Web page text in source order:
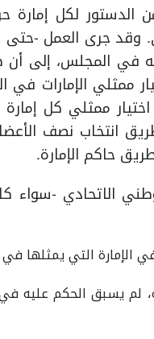
حيث طريقة تشكيله؛ فقد تركت المادة (69)
في المجلس، إلى
طريقة اختيار ممثلي
ممثلي كل
انتخاب نصف
حاكم الإمارة.
الوطني الاتحادي -
الإمارة التي يمثلها
لم يسبق الحكم عليه